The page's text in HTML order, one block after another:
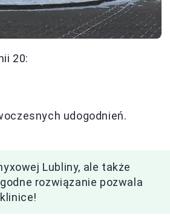
20:
udogodnień.
Lubliny, ale także
rozwiązanie pozwala